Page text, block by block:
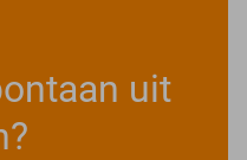
uit